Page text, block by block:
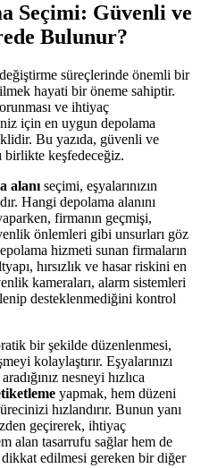
Seçimi: Güvenli ve
Bulunur?
süreçlerinde önemli bir
hayati bir öneme sahiptir.
ve ihtiyaç
için en uygun depolama
Bu yazıda, güvenli ve
birlikte keşfedeceğiz.
alanı seçimi, eşyalarınızın
Hangi depolama alanını
firmanın geçmişi,
önlemleri gibi unsurları göz
hizmeti sunan firmaların
hırsızlık ve hasar riskini en
kameraları, alarm sistemleri
desteklenmediğini kontrol
bir şekilde düzenlenmesi,
kolaylaştırır. Eşyalarınızı
nesneyi hızlıca
yapmak, hem düzeni
hızlandırır. Bunun yanı
geçirerek, ihtiyaç
alan tasarrufu sağlar hem de
edilmesi gereken bir diğer